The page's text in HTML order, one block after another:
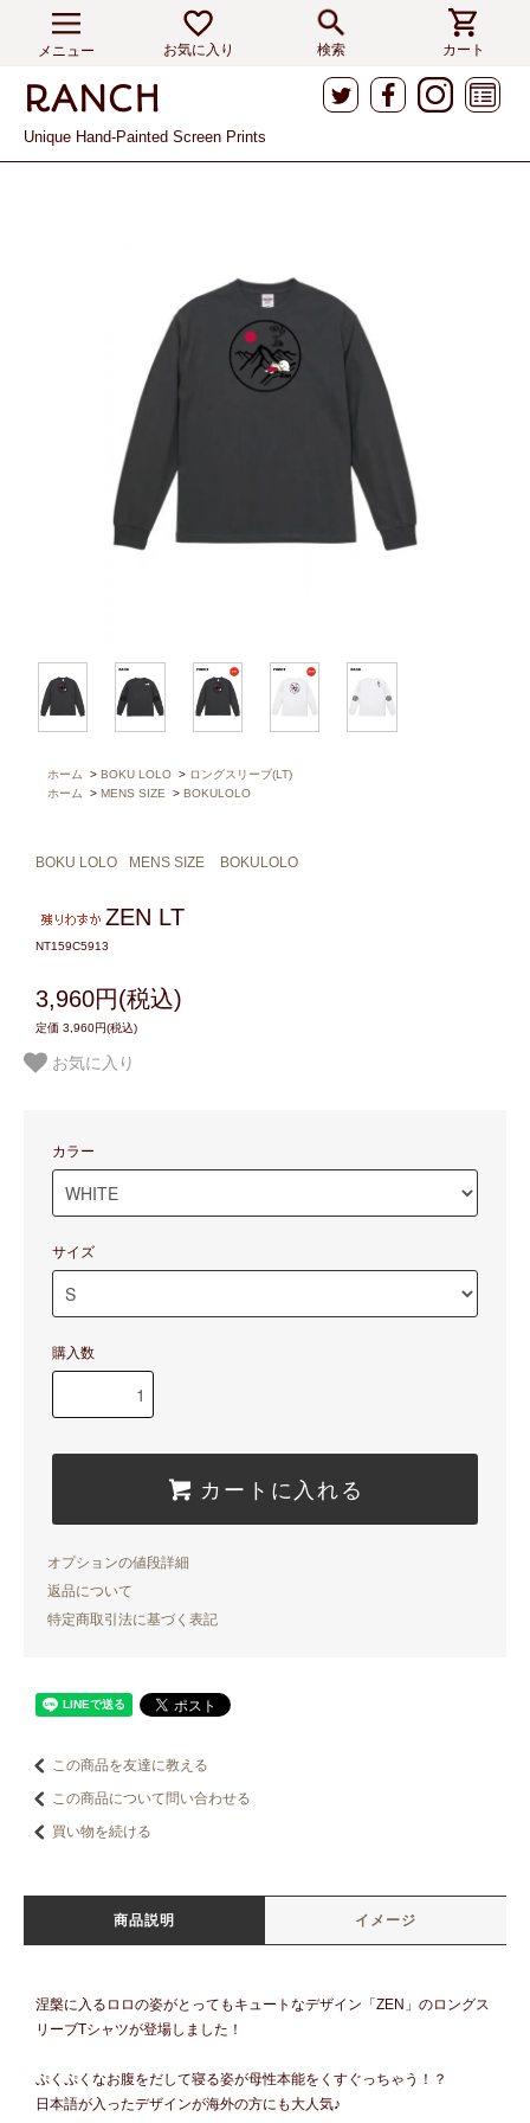
メニュー お気に入り 検索 カート
Unique Hand-Painted Screen Prints
ホーム > BOKU LOLO > ロングスリーブ(LT)
ホーム
> MENS SIZE > BOKULOLO
BOKU LOLO MENS SIZE BOKULOLO
ZEN LT
NT159C5913
3,960円(税込)
定価 3,960円(税込)
お気に入り
カラー
サイズ
購入数
カートに入れる
オプションの値段詳細
返品について
特定商取引法に基づく表記
この商品を友達に教える
この商品について問い合わせる
買い物を続ける
商品説明 イメージ
涅槃に入るロロの姿がとってもキュートなデザイン「ZEN」のロングス
リーブTシャツが登場しました！
ぷくぷくなお腹をだして寝る姿が母性本能をくすぐっちゃう！？
日本語が入ったデザインが海外の方にも大人気♪